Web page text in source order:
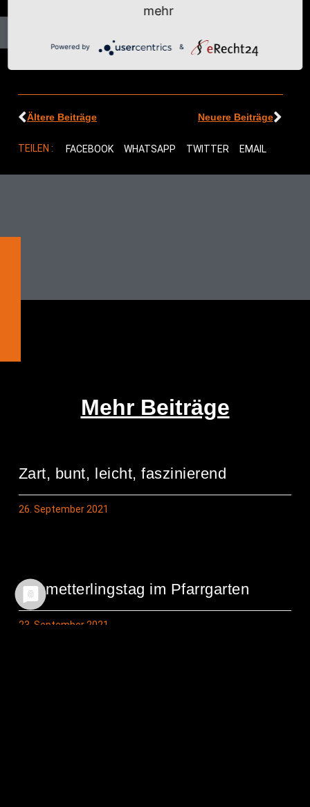
Ältere Beiträge Neuere Beiträge
TEILEN : FACEBOOK WHATSAPP TWITTER EMAIL
Mehr Beiträge
Zart, bunt, leicht, faszinierend
26. September 2021
Schmet­ter­lings­tag im Pfarrgarten
23. September 2021
mehr
Powered by &